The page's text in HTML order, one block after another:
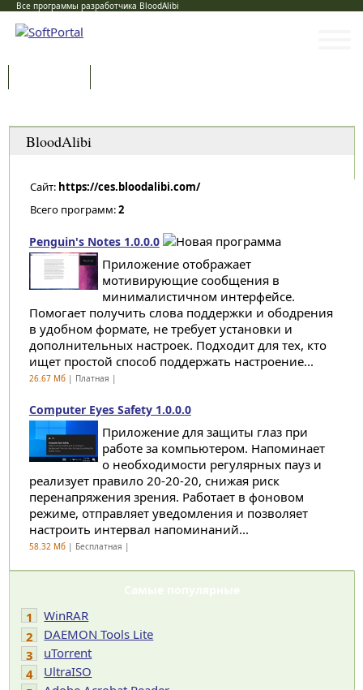
Все программы разработчика BloodAlibi
BloodAlibi
Сайт: https://ces.bloodalibi.com/
Всего программ:2
Penguin's Notes 1.0.0.0
Приложение отображает
мотивирующие сообщения в
минималистичном интерфейсе.
Помогает получить слова поддержки и ободрения
в удобном формате, не требует установки и
дополнительных настроек. Подходит для тех, кто
ищет простой способ поддержать настроение...
26.67 Мб| Платная |
Computer Eyes Safety 1.0.0.0
Приложение для защиты глаз при
работе за компьютером. Напоминает
о необходимости регулярных пауз и
реализует правило 20-20-20, снижая риск
перенапряжения зрения. Работает в фоновом
режиме, отправляет уведомления и позволяет
настроить интервал напоминаний...
58.32 Мб| Бесплатная |
Самые популярные
1
WinRAR
2
DAEMON Tools Lite
3
uTorrent
4
UltraISO